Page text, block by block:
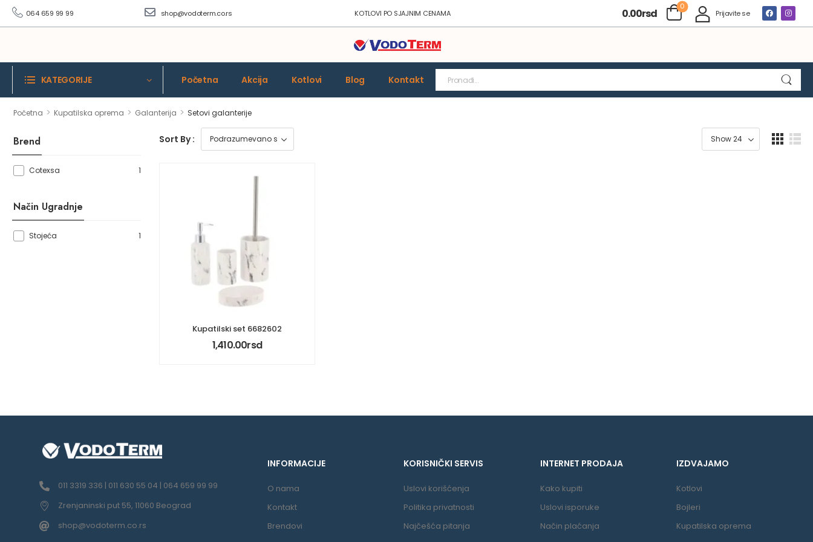
064 659 99 99 shop@vodoterm.co.rs KOTLOVI PO SJAJNIM CENAMA 0.00rsd
0
Prijavite se
KATEGORIJE Početna Akcija Kotlovi Blog Kontakt
Početna > Kupatilska oprema > Galanterija > Setovi galanterije
Brend
Cotexsa 1
Način Ugradnje
Stojeća 1
Sort By :
Kupatilski set 6682602
1,410.00rsd
011 3319 336 | 011 630 55 04 | 064 659 99 99
Zrenjaninski put 55, 11060 Beograd
shop@vodoterm.co.rs
INFORMACIJE
O nama
Kontakt
Brendovi
KORISNIČKI SERVIS
Uslovi korišćenja
Politika privatnosti
Najčešća pitanja
INTERNET PRODAJA
Kako kupiti
Uslovi isporuke
Način plaćanja
IZDVAJAMO
Kotlovi
Bojleri
Kupatilska oprema